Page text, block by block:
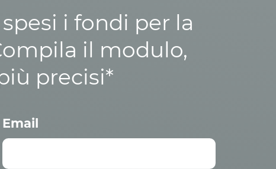
i fondi per la
il modulo,
precisi*
Email